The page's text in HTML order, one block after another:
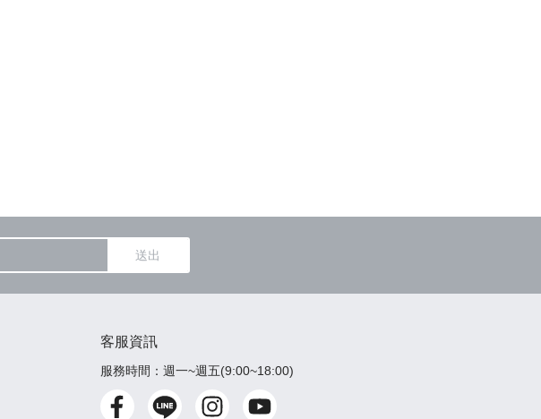
送出
客服資訊
服務時間：週一~週五(9:00~18:00)